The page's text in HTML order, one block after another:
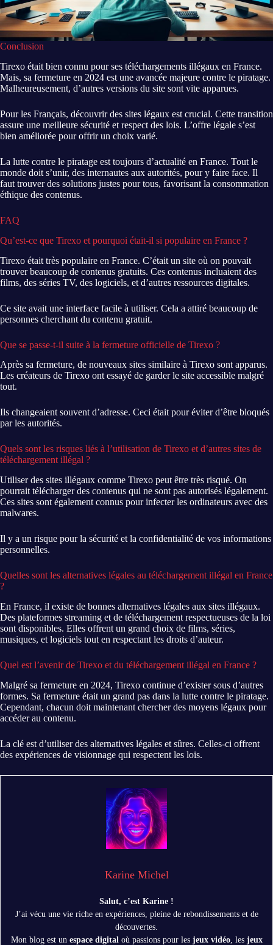
Conclusion
Tirexo était bien connu pour ses téléchargements illégaux en France.
Mais, sa fermeture en 2024 est une avancée majeure contre le piratage.
Malheureusement, d’autres versions du site sont vite apparues.
Pour les Français, découvrir des sites légaux est crucial. Cette transition
assure une meilleure sécurité et respect des lois. L’offre légale s’est
bien améliorée pour offrir un choix varié.
La lutte contre le piratage est toujours d’actualité en France. Tout le
monde doit s’unir, des internautes aux autorités, pour y faire face. Il
faut trouver des solutions justes pour tous, favorisant la consommation
éthique des contenus.
FAQ
Qu’est-ce que Tirexo et pourquoi était-il si populaire en France ?
Tirexo était très populaire en France. C’était un site où on pouvait
trouver beaucoup de contenus gratuits. Ces contenus incluaient des
films, des séries TV, des logiciels, et d’autres ressources digitales.
Ce site avait une interface facile à utiliser. Cela a attiré beaucoup de
personnes cherchant du contenu gratuit.
Que se passe-t-il suite à la fermeture officielle de Tirexo ?
Après sa fermeture, de nouveaux sites similaire à Tirexo sont apparus.
Les créateurs de Tirexo ont essayé de garder le site accessible malgré
tout.
Ils changeaient souvent d’adresse. Ceci était pour éviter d’être bloqués
par les autorités.
Quels sont les risques liés à l’utilisation de Tirexo et d’autres sites de
téléchargement illégal ?
Utiliser des sites illégaux comme Tirexo peut être très risqué. On
pourrait télécharger des contenus qui ne sont pas autorisés légalement.
Ces sites sont également connus pour infecter les ordinateurs avec des
malwares.
Il y a un risque pour la sécurité et la confidentialité de vos informations
personnelles.
Quelles sont les alternatives légales au téléchargement illégal en France
?
En France, il existe de bonnes alternatives légales aux sites illégaux.
Des plateformes streaming et de téléchargement respectueuses de la loi
sont disponibles. Elles offrent un grand choix de films, séries,
musiques, et logiciels tout en respectant les droits d’auteur.
Quel est l’avenir de Tirexo et du téléchargement illégal en France ?
Malgré sa fermeture en 2024, Tirexo continue d’exister sous d’autres
formes. Sa fermeture était un grand pas dans la lutte contre le piratage.
Cependant, chacun doit maintenant chercher des moyens légaux pour
accéder au contenu.
La clé est d’utiliser des alternatives légales et sûres. Celles-ci offrent
des expériences de visionnage qui respectent les lois.
Karine Michel
Salut, c’est Karine !
J’ai vécu une vie riche en expériences, pleine de rebondissements et de
découvertes.
Mon blog est un espace digital où passions pour les jeux vidéo, les jeux